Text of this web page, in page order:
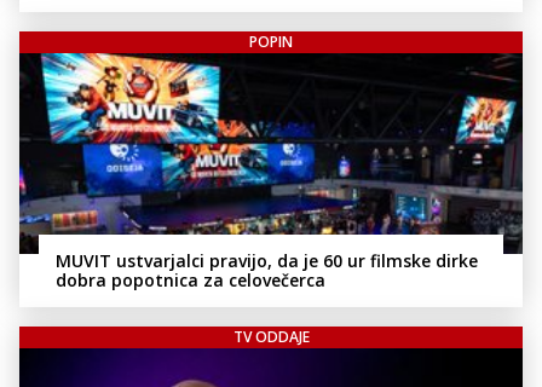
POPIN
MUVIT ustvarjalci pravijo, da je 60 ur filmske dirke
dobra popotnica za celovečerca
TV ODDAJE